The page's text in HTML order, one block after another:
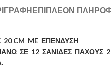
ΕΠΙΠΛΈΟΝ
CM ME ΕΠΕΝΔΥΣΗ
ΣΕ 12 ΣΑΝΙΔΕΣ ΠΑΧΟΥΣ 2